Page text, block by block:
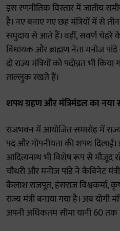
इस रणनीतिक विस्तार में जातीय
है। नए बनाए गए छह मंत्रियों में से
समुदाय से आते हैं। वहीं, सवर्ण चेहरे के
विधायक और ब्राह्मण नेता मनोज
दो राज्य मंत्रियों को पदोन्नत भी
ताल्लुक रखते हैं।
शपथ ग्रहण और मंत्रिमंडल का नया
राजभवन में आयोजित समारोह में
पद और गोपनीयता की शपथ दिलाई।
आदित्यनाथ भी विशेष रूप से मौजूद
चौधरी और मनोज पांडे ने कैबिनेट
कैलाश राजपूत, हंसराज विश्वकर्मा,
राज्य मंत्री बनाया गया है। अब
अपनी अधिकतम सीमा यानी 60